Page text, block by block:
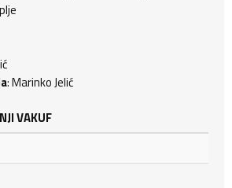
: Marinko Jelić
VAKUF